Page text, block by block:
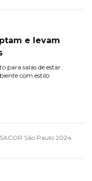
e levam
para salas de estar.
com estilo
São Paulo 2024.